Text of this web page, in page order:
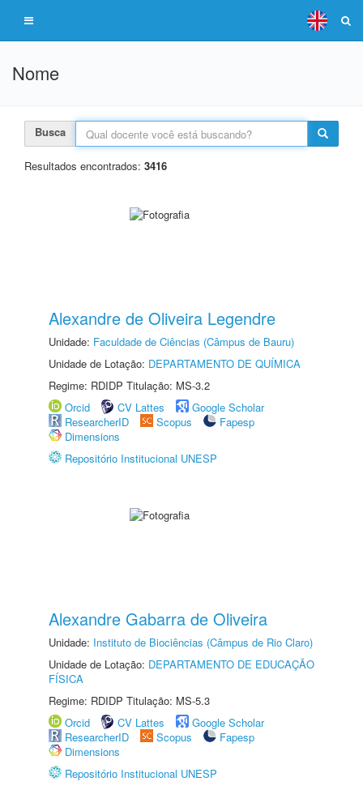
Nome
Busca
Resultados encontrados: 3416
Alexandre de Oliveira Legendre
Unidade: Faculdade de Ciências (Câmpus de Bauru)
Unidade de Lotação: DEPARTAMENTO DE QUÍMICA
Regime: RDIDP Titulação: MS-3.2
Orcid
CV Lattes
Google Scholar
ResearcherID
Scopus
Fapesp
Dimensions
Repositório Institucional UNESP
Alexandre Gabarra de Oliveira
Unidade: Instituto de Biociências (Câmpus de Rio Claro)
Unidade de Lotação: DEPARTAMENTO DE EDUCAÇÃO
FÍSICA
Regime: RDIDP Titulação: MS-5.3
Orcid
CV Lattes
Google Scholar
ResearcherID
Scopus
Fapesp
Dimensions
Repositório Institucional UNESP